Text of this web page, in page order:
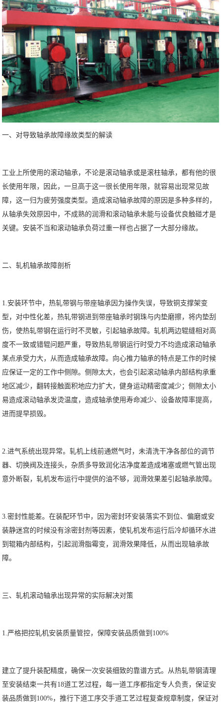
一、对导致轴承故障缘故类型的解读
工业上所使用的滚动轴承，不论是滚动轴承或是滚柱轴承，都有他的很
长使用年限，因此，一旦高于这一很长使用年限，就容易出现常见故
障，这一归为疲劳强度类型。造成滚动轴承故障的原因是多种多样的，
从轴承失效原因中，不成熟的润滑和滚动轴承未能与设备优良触碰才是
关键。安装不当和滚动轴承负荷过重一样也占据了一大部分缘故。
二、轧机轴承故障剖析
1.安装环节中，热轧带钢与带座轴承因为操作失误，导致铜支撑架变
型，对中性化差，热轧带钢进到带座轴承时钢珠与内垫磨擦，将内垫刮
伤，使热轧带钢在运行时不灵敏，引起轴承故障。轧机两边辊缝相对高
度不一致或错辊问题严重，导致热轧带钢运行时受力不均造成滚动轴承
某点承受力大，从而造成轴承故障。向心推力轴承的特点是工作的时候
应保证一定的工作中侧隙。侧隙太大，也会引起滚动轴承内部结构承重
地区减少，翻转接触面积地应力扩大，健身运动精密度减少；侧隙太小
易造成滚动轴承发烫温度，造成轴承使用寿命减少、设备故障率提高，
进而提早损毁。
2.进气系统出现异常。轧机上线前通燃气时，未清洗干净各部位的调节
器、切换阀及连接头，杂质多导致润化洁净度差造成堵塞或燃气管出现
意外断裂，轧机发布运行中提供的油不够，润滑效果差引起轴承故障。
3.密封性能差。在装配环节中，因为密封环安装落实不到位、偏磨或安
装静迷宫的时候没有涂密封剂等因素，使轧机发布运行后冷却循环水进
到辊箱内部结构，引起润滑脂霉变，润滑效果降低，从而出现轴承故
障。
三、轧机滚动轴承出现异常的实际解决对策
1.严格把控轧机安装质量管控，保障安装品质做到100%
建立了提升装配精度，确保一次安装细致的靠谱方式。从热轧带钢清理
至安装结束一共有18道工艺过程，每一道工序都指定专人负责，保证安
装品质做到100%，推行下道工序交手道工艺过程复查规章制度，保证对